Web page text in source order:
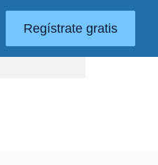
Regístrate gratis